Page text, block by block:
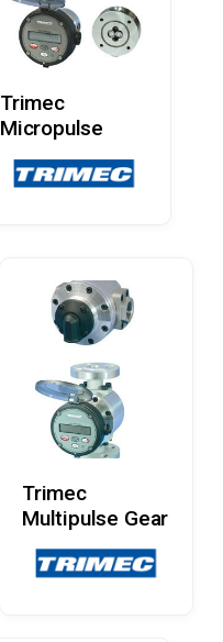
Trimec
Micropulse
Trimec
Multipulse Gear